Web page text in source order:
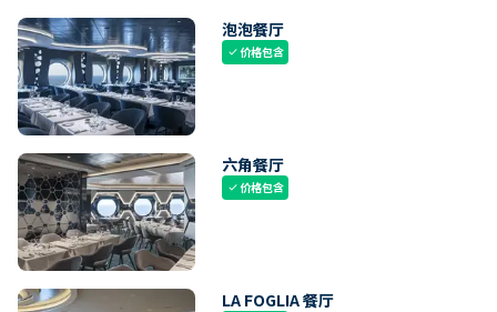
泡泡餐厅
check价格包含
六角餐厅
check价格包含
LA FOGLIA 餐厅